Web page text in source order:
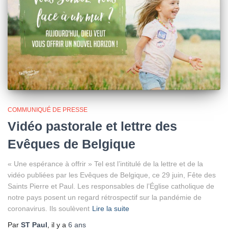
COMMUNIQUÉ DE PRESSE
Vidéo pastorale et lettre des
Evêques de Belgique
« Une espérance à offrir » Tel est l’intitulé de la lettre et de la
vidéo publiées par les Evêques de Belgique, ce 29 juin, Fête des
Saints Pierre et Paul. Les responsables de l’Église catholique de
notre pays posent un regard rétrospectif sur la pandémie de
coronavirus. Ils soulèvent Lire la suite
Par ST Paul , il y a 6 ans